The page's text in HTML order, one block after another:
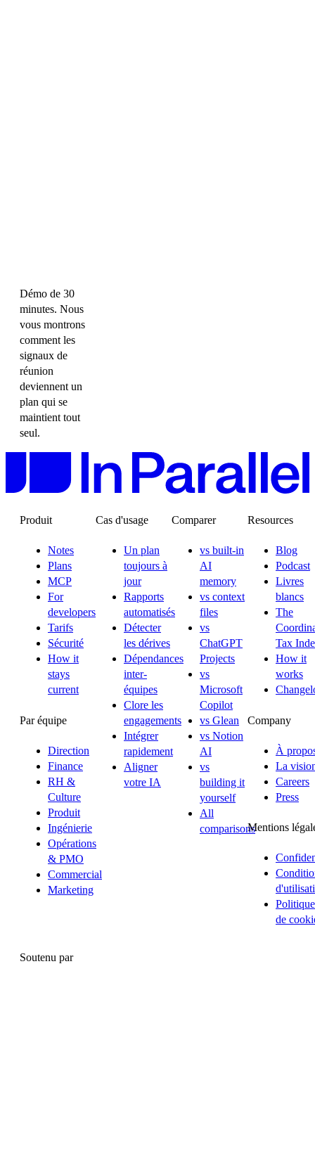
Démo de 30
minutes. Nous
vous montrons
comment les
signaux de
réunion
deviennent un
plan qui se
maintient tout
seul.
Produit
Notes
Plans
MCP
For
developers
Tarifs
Sécurité
How it
stays
current
Par équipe
Direction
Finance
RH &
Culture
Produit
Ingénierie
Opérations
& PMO
Commercial
Marketing
Cas d'usage
Un plan
toujours à
jour
Rapports
automatisés
Détecter
les dérives
Dépendances
inter-
équipes
Clore les
engagements
Intégrer
rapidement
Aligner
votre IA
Comparer
vs built-in
AI
memory
vs context
files
vs
ChatGPT
Projects
vs
Microsoft
Copilot
vs Glean
vs Notion
AI
vs
building it
yourself
All
comparisons
Resources
Blog
Podcast
Livres
blancs
The
Tax
How it
works
Company
À
La
Careers
Press
Mentions
Politique
de
Soutenu par